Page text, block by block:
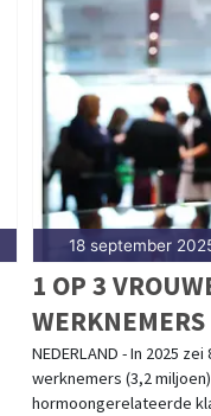
18 september
1 OP 3
KLACHTEN
NEDERLAND - In 2025
werknemers (3,2
hormoongerelateerde